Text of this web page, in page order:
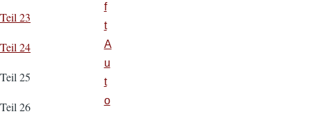
Teil 23
Teil 24
Teil 25
Teil 26
f
t
A
u
t
o